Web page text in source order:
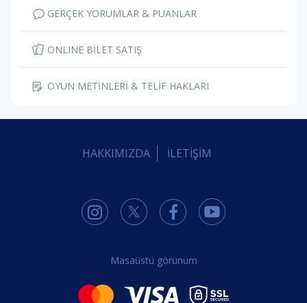
GERÇEK YORUMLAR & PUANLAR
ONLINE BİLET SATIŞ
OYUN METİNLERİ & TELİF HAKLARI
HAKKIMIZDA İLETİŞİM
Masaüstü görünüm